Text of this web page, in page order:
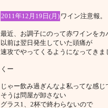
2011年12月19日(月) ワイン注意報。
最近、お調子にのって赤ワインを
以前は翌日発生していた頭痛が
速攻でやってくるようになってきま
くー
じゃー飲み過ぎんなよ私ってな感じ
そうは問屋が卸さない
グラス1、2杯で終わらないので